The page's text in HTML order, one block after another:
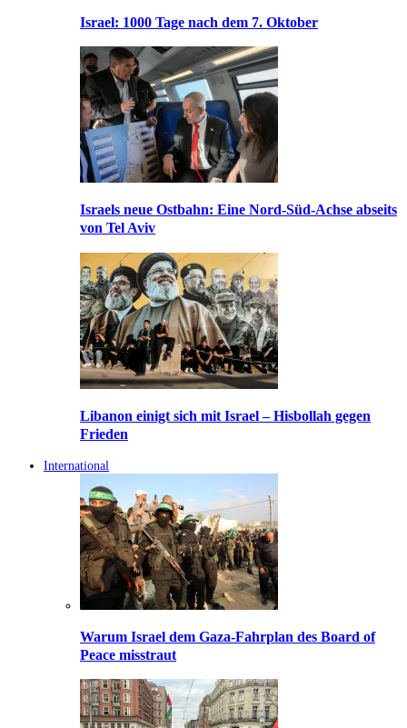
Israel: 1000 Tage nach dem 7. Oktober
Israels neue Ostbahn: Eine Nord-Süd-Achse abseits
von Tel Aviv
Libanon einigt sich mit Israel – Hisbollah gegen
Frieden
International
Warum Israel dem Gaza-Fahrplan des Board of
Peace misstraut